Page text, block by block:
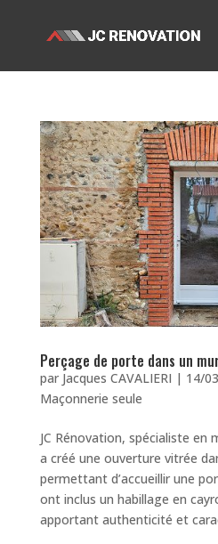
Perçage de porte dans un
par Jacques CAVALIERI | 14/
Maçonnerie seule
JC Rénovation, spécialiste en
a créé une ouverture vitrée
permettant d’accueillir une
ont inclus un habillage en
apportant authenticité et